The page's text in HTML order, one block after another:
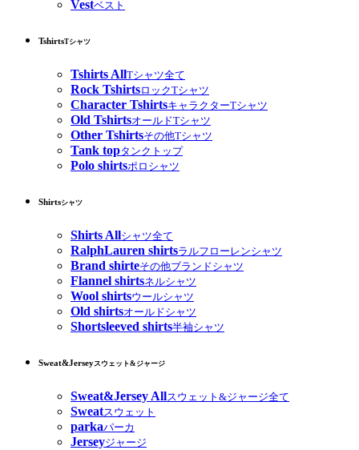
Vestベスト
TshirtsTシャツ
Tshirts AllTシャツ全て
Rock TshirtsロックTシャツ
Character TshirtsキャラクターTシャツ
Old TshirtsオールドTシャツ
Other Tshirtsその他Tシャツ
Tank topタンクトップ
Polo shirtsポロシャツ
Shirtsシャツ
Shirts Allシャツ全て
RalphLauren shirtsラルフローレンシャツ
Brand shirteその他ブランドシャツ
Flannel shirtsネルシャツ
Wool shirtsウールシャツ
Old shirtsオールドシャツ
Shortsleeved shirts半袖シャツ
Sweat&Jerseyスウェット&ジャージ
Sweat&Jersey Allスウェット&ジャージ全て
Sweatスウェット
parkaパーカ
Jerseyジャージ